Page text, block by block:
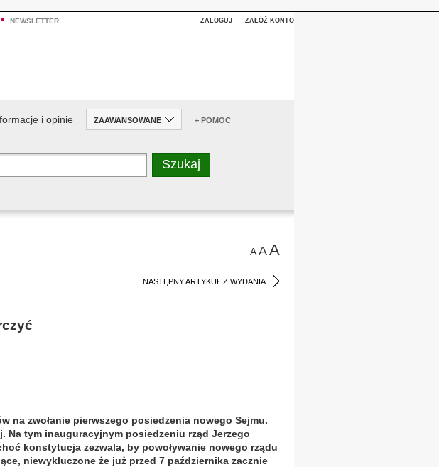
NEWSLETTER ZALOGUJ ZAŁÓŻ KONTO
i opinie ZAAWANSOWANE + POMOC
AAA
NASTĘPNY ARTYKUŁ Z WYDANIA
na zwołanie pierwszego posiedzenia nowego Sejmu.
Na tym inauguracyjnym posiedzeniu rząd Jerzego
konstytucja zezwala, by powoływanie nowego rządu
niewykluczone że już przed 7 października zacznie